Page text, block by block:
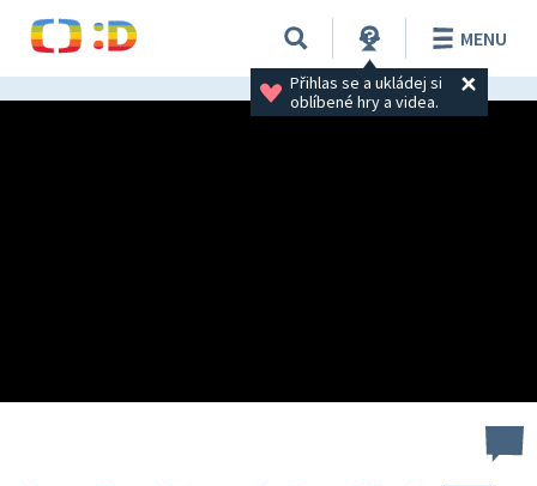
Přihlas se a ukládej si
oblíbené hry a videa.
MENU